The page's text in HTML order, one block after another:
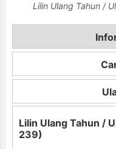
Lilin Ulang Tahun /
Lilin Ulang Tahun /
239)